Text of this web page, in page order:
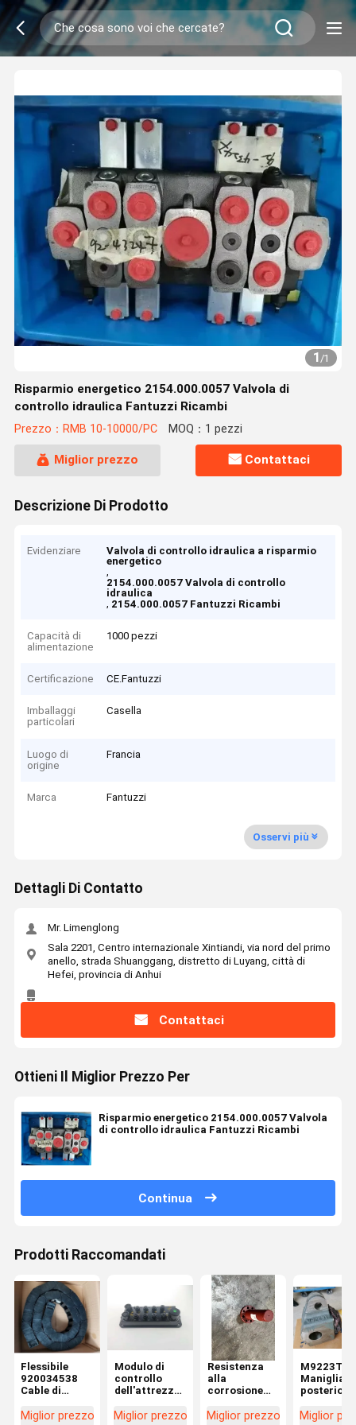
1/1
Risparmio energetico 2154.000.0057 Valvola di
controllo idraulica Fantuzzi Ricambi
Prezzo：RMB 10-10000/PC MOQ：1 pezzi
Miglior prezzo Contattaci
Descrizione Di Prodotto
Evidenziare
Valvola di controllo idraulica a risparmio
energetico
,
2154.000.0057 Valvola di controllo
idraulica
, 2154.000.0057 Fantuzzi Ricambi
Capacità di
alimentazione
1000 pezzi
Certificazione CE.Fantuzzi
Imballaggi
particolari
Casella
Luogo di
origine
Francia
Marca Fantuzzi
Osservi più
Dettagli Di Contatto
Mr. Limenglong
Sala 2201, Centro internazionale Xintiandi, via nord del primo
anello, strada Shuanggang, distretto di Luyang, città di
Hefei, provincia di Anhui
Contattaci
Ottieni Il Miglior Prezzo Per
Risparmio energetico 2154.000.0057 Valvola
di controllo idraulica Fantuzzi Ricambi
Continua
Prodotti Raccomandati
Flessibile
920034538
Cable di
della catena
Miglior prezzo
Modulo di
controllo
dell'attrezzatura
Fantuzzi
Miglior prezzo
Resistenza
alla
corrosione
Albero a
Miglior prezzo
M9223T
Maniglia
posteriore
utilizzata
Miglior